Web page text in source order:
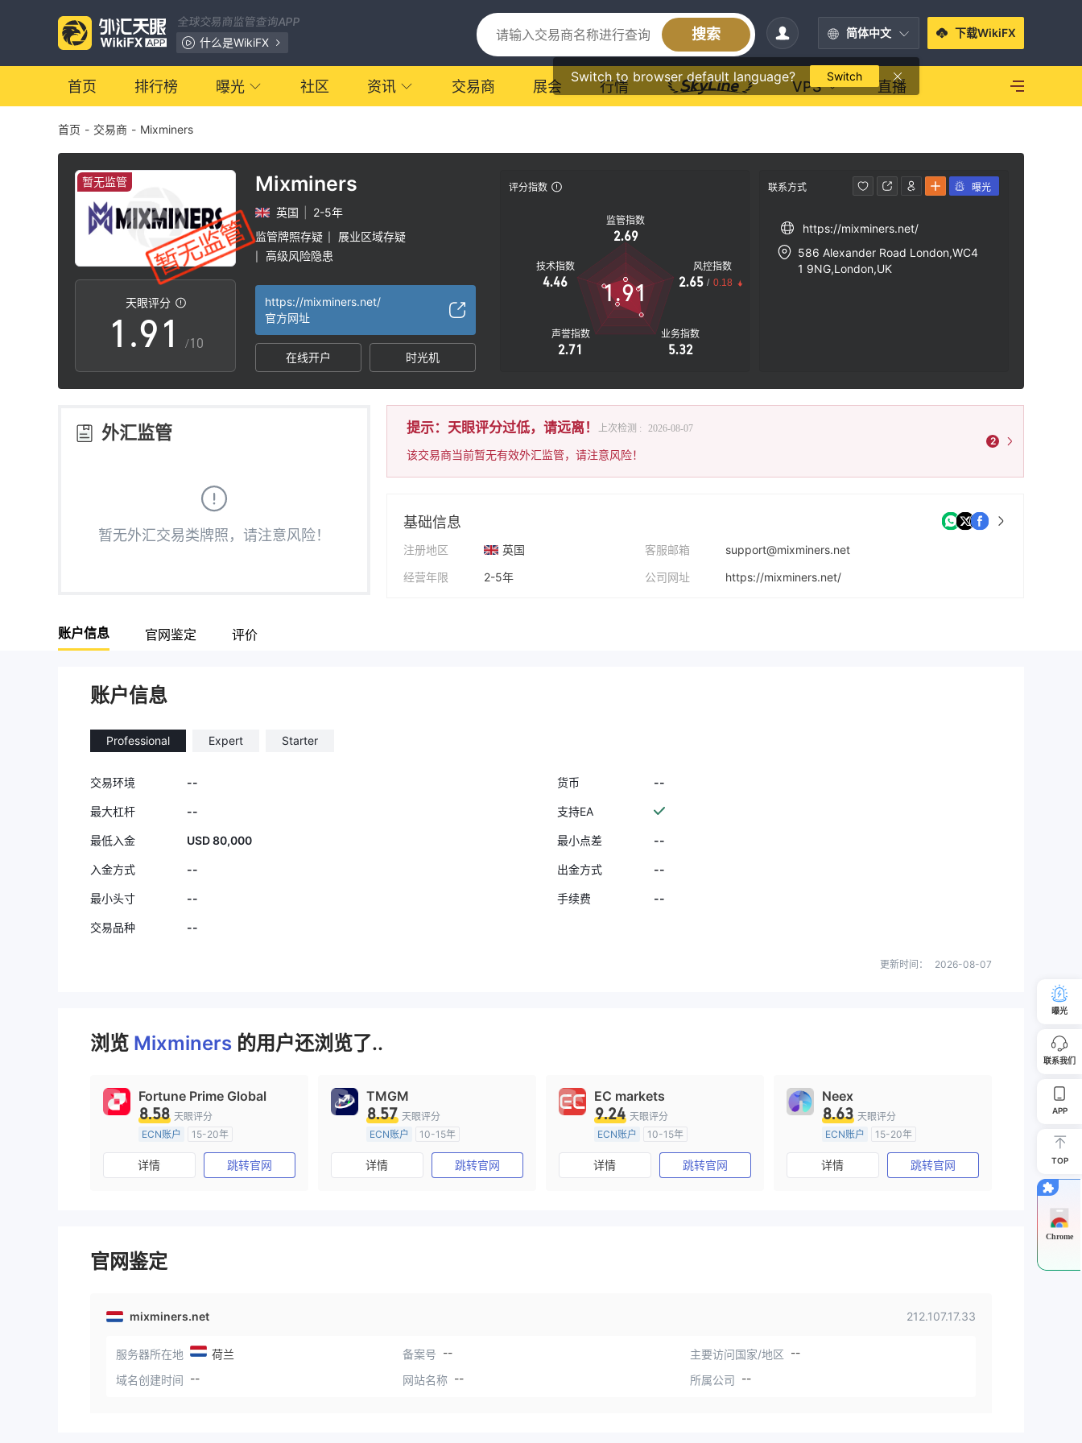
全球交易商监管查询APP
什么是WikiFX
搜索 简体中文
Switch to browser default language? Switch
下载WikiFX
首页 排行榜 曝光 社区 资讯 交易商 展会 行情 VPS 直播
首页 - 交易商 - Mixminers
暂无监管
天眼评分
0
1
2
3
5
8
9
.
3
4
5
7
8
9
0
1
2
3
5
9
/10
Mixminers
英国
2-5年
监管牌照存疑
展业区域存疑
高级风险隐患
https://mixminers.net/
官方网址
在线开户 时光机
评分指数
监管指数
2.69
技术指数
4.46
声誉指数
2.71
业务指数
5.32
风控指数
2.65 / 0.18
1.91
联系方式
https://mixminers.net/
586 Alexander Road London,WC4
1 9NG,London,UK
曝光
外汇监管
暂无外汇交易类牌照，请注意风险！
提示：天眼评分过低，请远离！ 上次检测 : 2026-08-07
该交易商当前暂无有效外汇监管，请注意风险！
2
基础信息
注册地区
英国
经营年限
2-5年
客服邮箱
support@mixminers.net
公司网址
https://mixminers.net/
账户信息 官网鉴定 评价
账户信息
Professional Expert Starter
交易环境 -- 货币 --
最大杠杆 -- 支持EA
最低入金 USD 80,000 最小点差 --
入金方式 -- 出金方式 --
最小头寸 -- 手续费 --
交易品种 --
更新时间： 2026-08-07
浏览 Mixminers 的用户还浏览了..
Fortune Prime Global
8.58 天眼评分
ECN账户
15-20年
澳大利亚监管
全牌照 (MM)
主标MT4
详情 跳转官网
TMGM
8.57 天眼评分
ECN账户
10-15年
澳大利亚监管
全牌照 (MM)
主标MT4
详情 跳转官网
EC markets
9.24 天眼评分
ECN账户
10-15年
澳大利亚监管
全牌照 (MM)
主标MT4
详情 跳转官网
Neex
8.63 天眼评分
ECN账户
15-20年
澳大利亚监管
全牌照 (MM)
主标MT4
详情 跳转官网
官网鉴定
mixminers.net 212.107.17.33
服务器所在地 荷兰 备案号 -- 主要访问国家/地区 --
域名创建时间 -- 网站名称 -- 所属公司 --
曝光
联系我们
APP
TOP
Chrome